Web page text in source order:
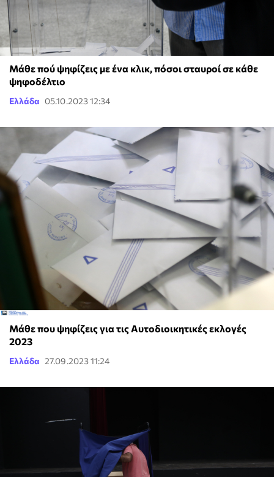
Μάθε πού ψηφίζεις με ένα κλικ, πόσοι σταυροί σε κάθε
ψηφοδέλτιο
Ελλάδα 05.10.2023 12:34
Μάθε που ψηφίζεις για τις Αυτοδιοικητικές εκλογές
2023
Ελλάδα 27.09.2023 11:24